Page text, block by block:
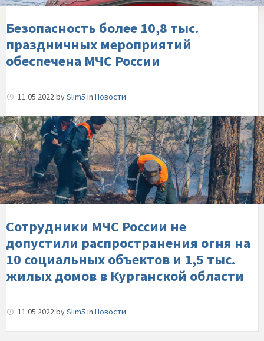
МЧС-
России
Безопасность более 10,8 тыс.
праздничных мероприятий
обеспечена МЧС России
11.05.2022bySlim5 in Новости
Сотрудники-
МЧС-
России-
не-
допустили-
распространения-
огня-
на-10-
объектов-
и-1,5-
тыс.-
Курганской-
Сотрудники МЧС России не
допустили распространения огня на
10 социальных объектов и 1,5 тыс.
жилых домов в Курганской области
11.05.2022bySlim5 in Новости